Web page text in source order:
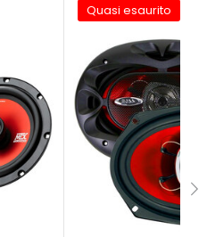
Quasi esaurito